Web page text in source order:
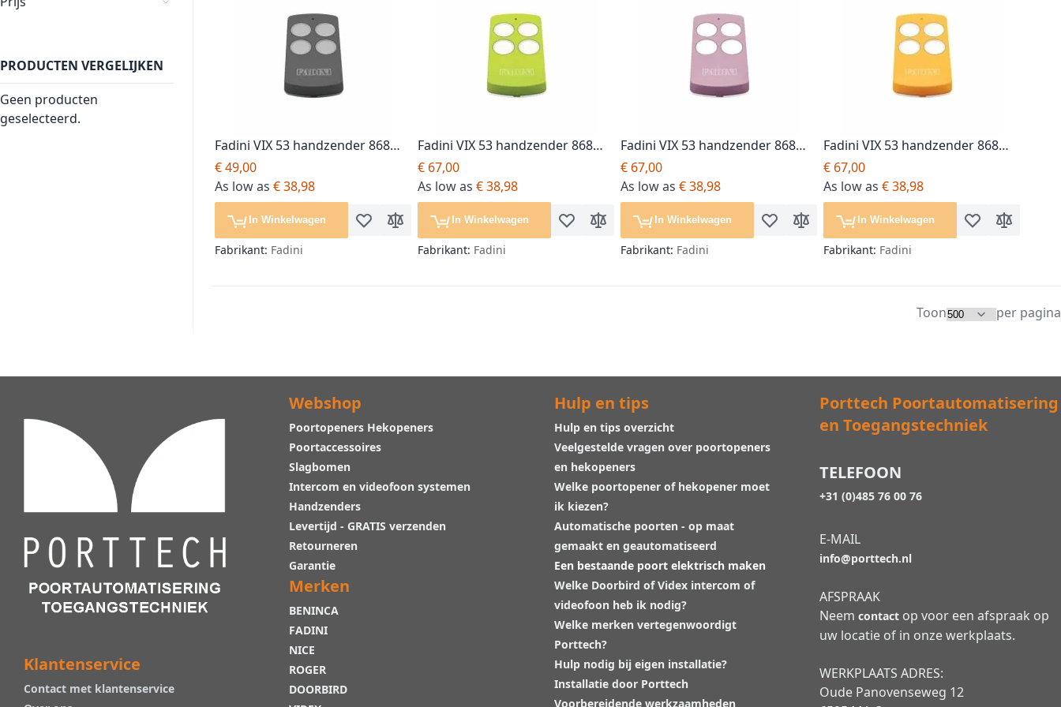
Fadini VIX 53 handzender 868
Mhz, grijs
€ 49,00
As low as € 38,98
In Winkelwagen Voeg toe aan verlanglijst
Toevoegen om te vergelijken
Fabrikant: Fadini
Fadini VIX 53 handzender 868
Mhz, mintgroen
€ 67,00
As low as € 38,98
In Winkelwagen Voeg toe aan verlanglijst
Toevoegen om te vergelijken
Fabrikant: Fadini
Fadini VIX 53 handzender 868
Mhz, rose
€ 67,00
As low as € 38,98
In Winkelwagen Voeg toe aan verlanglijst
Toevoegen om te vergelijken
Fabrikant: Fadini
Fadini VIX 53 handzender 868
Mhz, oranje
€ 67,00
As low as € 38,98
In Winkelwagen Voeg toe aan
Fabrikant: Fadini
Toon per pagina
PRODUCTEN VERGELIJKEN
Geen producten
geselecteerd.
Klantenservice
Contact met klantenservice
Webshop
Poortopeners Hekopeners
Poortaccessoires
Slagbomen
Intercom en videofoon systemen
Handzenders
Levertijd - GRATIS verzenden
Retourneren
Garantie
Merken
BENINCA
FADINI
NICE
ROGER
DOORBIRD
Hulp en tips
Hulp en tips overzicht
Veelgestelde vragen over poortopeners
en hekopeners
Welke poortopener of hekopener moet
ik kiezen?
Automatische poorten - op maat
gemaakt en geautomatiseerd
Een bestaande poort elektrisch maken
Welke Doorbird of Videx intercom of
videofoon heb ik nodig?
Welke merken vertegenwoordigt
Porttech?
Hulp nodig bij eigen installatie?
Installatie door Porttech
Voorbereidende werkzaamheden
Porttech Poortautomatisering
en Toegangstechniek
TELEFOON
+31 (0)485 76 00 76
E-MAIL
info@porttech.nl
AFSPRAAK
Neem contact op voor een afspraak op
uw locatie of in onze werkplaats.
WERKPLAATS ADRES:
Oude Panovenseweg 12